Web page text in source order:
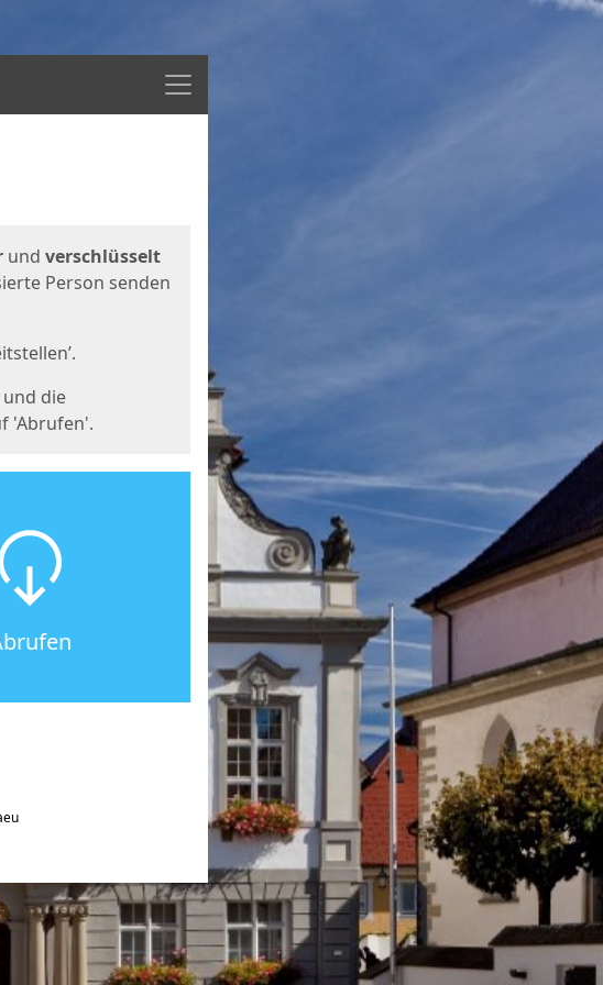
Menü
und verschlüsselt
Person senden
die
'Abrufen'.